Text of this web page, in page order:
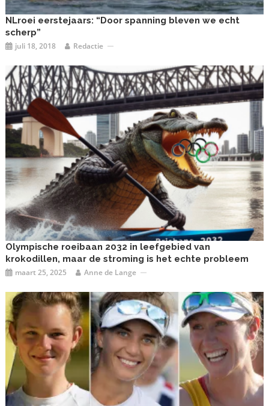
NLroei eerstejaars: “Door spanning bleven we echt
scherp”
juli 18, 2018 Redactie
Olympische roeibaan 2032 in leefgebied van
krokodillen, maar de stroming is het echte probleem
maart 25, 2025 Anne de Lange